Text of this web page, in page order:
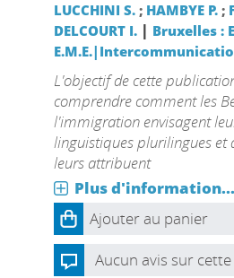
LUCCHINI S.; HAMBYE P.;
DELCOURT I. | Bruxelles :
L'objectif de cette
comprendre comment les
l'immigration envisagent
linguistiques plurilingues et
leurs attribuent
Plus d'information...
Ajouter au panier
Aucun avis sur